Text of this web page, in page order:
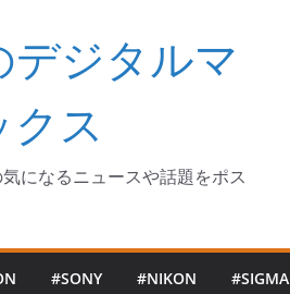
デジタルマ
ス
になるニュースや話題をポス
#SONY #NIKON #SIGMA